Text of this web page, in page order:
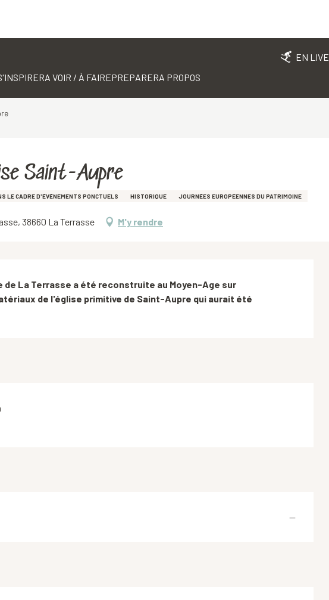
EN LIVE
A VOIR / À FAIREPREPARERA PROPOS
Saint-Aupre
LE CADRE D'ÉVÉNEMENTS PONCTUELS HISTORIQUE JOURNÉES EUROPÉENNES DU PATRIMOINE
38660 La Terrasse M'y rendre
de La Terrasse a été reconstruite au Moyen-Age sur
de l'église primitive de Saint-Aupre qui aurait été
—